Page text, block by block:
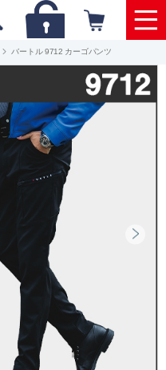
バートル 9712 カーゴパンツ